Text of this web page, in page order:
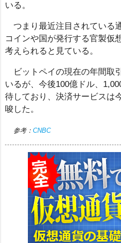
いる。
つまり最近注目されている
コインや国が発行する官製仮
考えられると見ている。
ビットペイの現在の年間取
いるが、今後100億ドル、
待しており、決済サービスは
唆した。
参考： CNBC